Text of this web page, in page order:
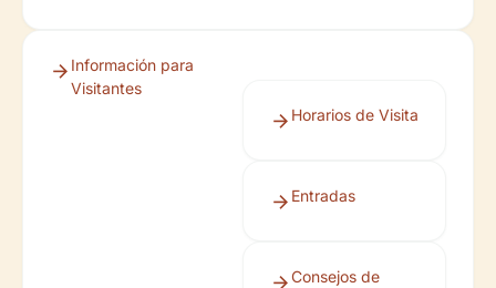
Información para
Visitantes
Horarios de Visita
Entradas
Consejos de